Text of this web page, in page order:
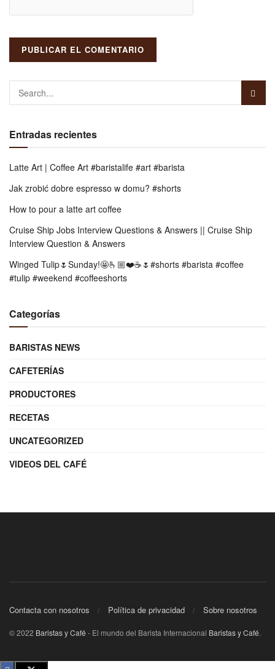
Entradas recientes
Latte Art | Coffee Art #baristalife #art #barista
Jak zrobić dobre espresso w domu? #shorts
How to pour a latte art coffee
Cruise Ship Jobs Interview Questions & Answers || Cruise Ship
Interview Question & Answers
Winged Tulip🌷Sunday!🤩🫰🏼❤️☕️🌷#shorts #barista #coffee
#tulip #weekend #coffeeshorts
Categorías
BARISTAS NEWS
CAFETERÍAS
PRODUCTORES
RECETAS
UNCATEGORIZED
VIDEOS DEL CAFÉ
Contacta con nosotros Política de privacidad Sobre nosotros
© 2022 Baristas y Café - El mundo del Barista Internacional Baristas y Café.